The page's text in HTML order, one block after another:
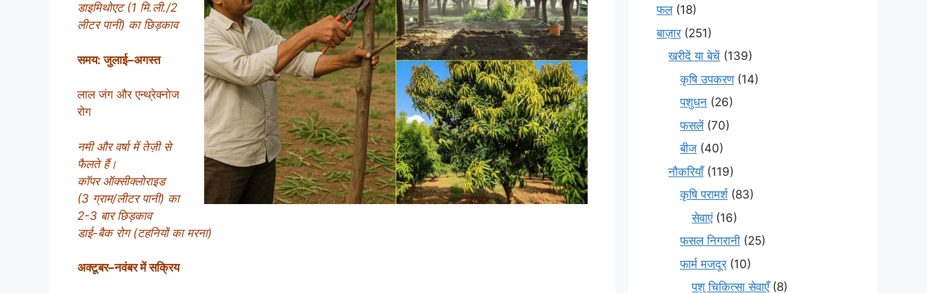
डाइमिथोएट (1 मि.ली./2
लीटर पानी) का छिड़काव
समय: जुलाई–अगस्त
लाल जंग और एन्थ्रेक्नोज
रोग
नमी और वर्षा में तेज़ी से
फैलते हैं।
कॉपर ऑक्सीक्लोराइड
(3 ग्राम/लीटर पानी) का
2-3 बार छिड़काव
डाई-बैक रोग (टहनियों का मरना)
अक्टूबर–नवंबर में सक्रिय
फल(18)
बाज़ार(251)
खरीदें या बेचें (139)
कृषि उपकरण(14)
पशुधन (26)
फसलें(70)
बीज (40)
नौकरियाँ(119)
कृषि परामर्श(83)
सेवाएं(16)
फसल निगरानी (25)
फार्म मजदूर(10)
पशु चिकित्सा सेवाएँ(8)